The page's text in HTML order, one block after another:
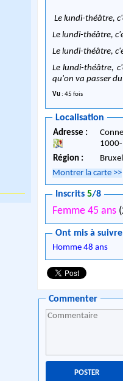
Le lundi-théâtre,
Le lundi-théâtre,
Le lundi-théâtre,
Le lundi-théâtre,
qu'on va passer
Vu : 45 fois
Localisation
Adresse :
1000-
Région :
Montrer la carte >>
Inscrits5/8
Femme 45 ans
Ont mis à suivre
Homme 48 ans
Commenter